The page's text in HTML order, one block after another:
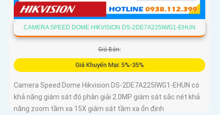
CAMERA SPEED DOME HIKVISION DS-2DE7A225IWG1-EHUN
Giá Bán:
Giá Khuyến Mại: 5%-35%
Camera Speed Dome Hikvision DS-2DE7A225IWG1-EHUN có
khả năng giám sát độ phân giải 2.0MP giám sát sắc nét khả
năng zoom tầm xa 15X giám sát tầm xa ổn định